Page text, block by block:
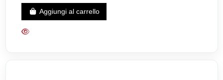
Aggiungi al carrello